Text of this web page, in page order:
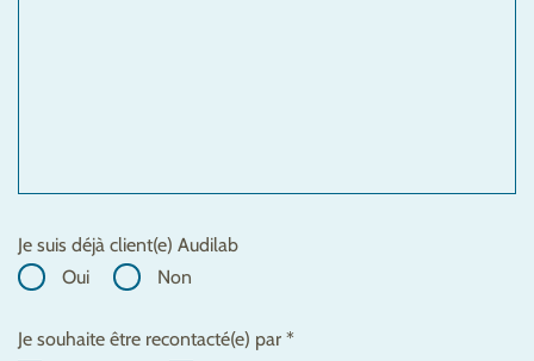
Je suis déjà client(e) Audilab
Oui
Non
Je souhaite être recontacté(e) par *